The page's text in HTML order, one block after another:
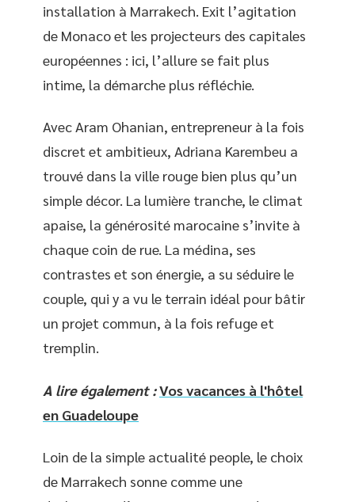
installation à Marrakech. Exit l’agitation
de Monaco et les projecteurs des capitales
européennes : ici, l’allure se fait plus
intime, la démarche plus réfléchie.
Avec Aram Ohanian, entrepreneur à la fois
discret et ambitieux, Adriana Karembeu a
trouvé dans la ville rouge bien plus qu’un
simple décor. La lumière tranche, le climat
apaise, la générosité marocaine s’invite à
chaque coin de rue. La médina, ses
contrastes et son énergie, a su séduire le
couple, qui y a vu le terrain idéal pour bâtir
un projet commun, à la fois refuge et
tremplin.
A lire également :Vos vacances à l'hôtel
en Guadeloupe
Loin de la simple actualité people, le choix
de Marrakech sonne comme une